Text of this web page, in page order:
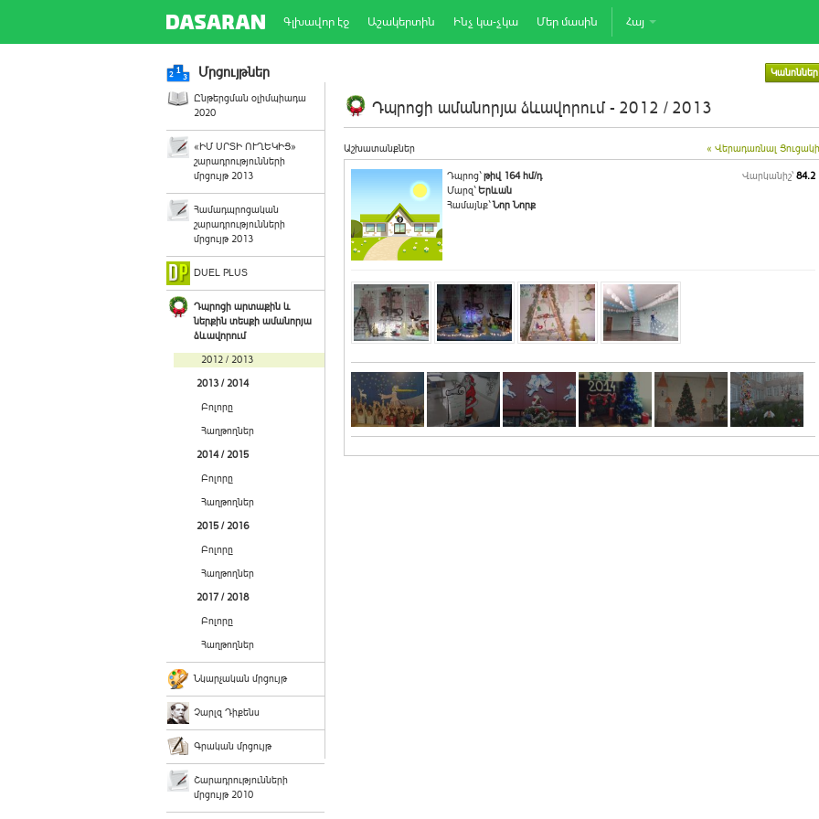
Գլխավոր էջ Աշակերտին Ինչ կա-չկա Մեր մասին Հայ
Մրցույթներ Կանոններ
Ընթերցման օլիմպիադա
2020
«ԻՄ ՍՐՏԻ ՈՒՂԵԿԻՑ»
շարադրությունների
մրցույթ 2013
Համադպրոցական
շարադրությունների
մրցույթ 2013
DUEL PLUS
Դպրոցի արտաքին և
ներքին տեսքի ամանորյա
ձևավորում
2012 / 2013
2013 / 2014
Բոլորը
Հաղթողներ
2014 / 2015
Բոլորը
Հաղթողներ
2015 / 2016
Բոլորը
Հաղթողներ
2017 / 2018
Բոլորը
Հաղթողներ
Նկարչական մրցույթ
Չարլզ Դիքենս
Գրական մրցույթ
Շարադրությունների
մրցույթ 2010
Դպրոցի ամանորյա ձևավորում - 2012 / 2013
Աշխատանքներ « Վերադառնալ
Դպրոց`թիվ 164 հմ/դ
Մարզ`Երևան
Համայնք`Նոր Նորք
Վարկանիշ՝ 84.2